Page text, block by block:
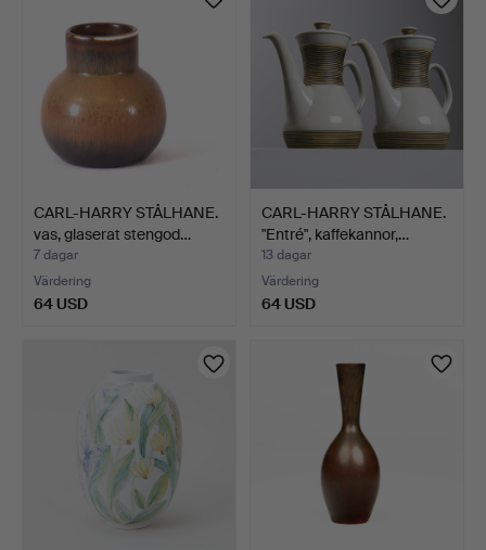
CARL-HARRY STÅLHANE.
vas, glaserat stengod…
7 dagar
Värdering
64 USD
CARL-HARRY STÅLHANE.
"Entré", kaffekannor,…
13 dagar
Värdering
64 USD